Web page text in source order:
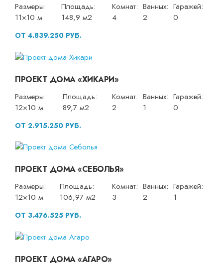
Размеры:
11×10 м
Площадь:
148,9 м2
Комнат:
4
Ванных:
2
Гаражей:
0
ОТ 4.839.250 РУБ.
ПРОЕКТ ДОМА «ХИКАРИ»
Размеры:
12×10 м
Площадь:
89,7 м2
Комнат:
2
Ванных:
1
Гаражей:
0
ОТ 2.915.250 РУБ.
ПРОЕКТ ДОМА «СЕБОЛЬЯ»
Размеры:
12×10 м
Площадь:
106,97 м2
Комнат:
3
Ванных:
2
Гаражей:
1
ОТ 3.476.525 РУБ.
ПРОЕКТ ДОМА «АГАРО»